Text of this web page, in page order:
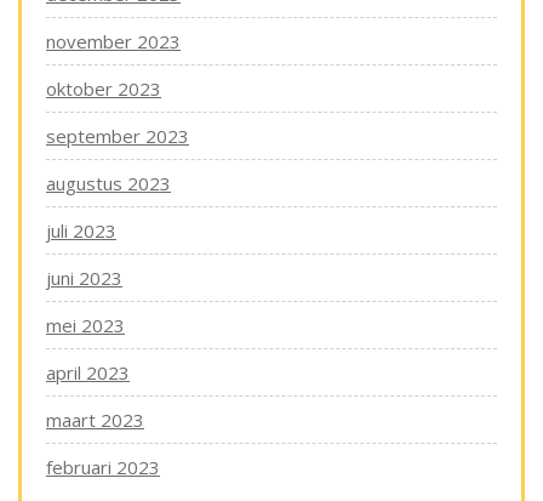
november 2023
oktober 2023
september 2023
augustus 2023
juli 2023
juni 2023
mei 2023
april 2023
maart 2023
februari 2023